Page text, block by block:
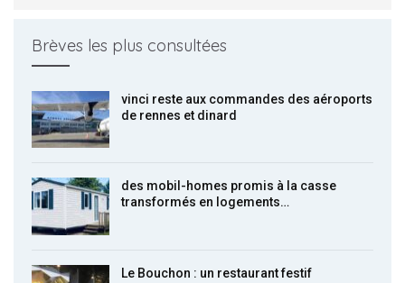
Brèves les plus consultées
vinci reste aux commandes des aéroports
de rennes et dinard
des mobil-homes promis à la casse
transformés en logements…
Le Bouchon : un restaurant festif